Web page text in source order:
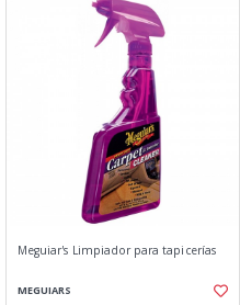
Meguiar's Limpiador para tapicerías
MEGUIARS